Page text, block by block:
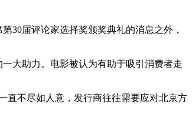
30届评论家选择奖颁奖典礼的消息之外，
大助力。电影被认为有助于吸引消费者走
直不尽如人意，发行商往往需要应对北京方